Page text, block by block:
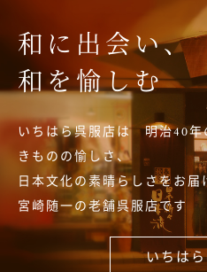
和に出会い、
和を愉しむ
いちはら呉服店は 明治40年
きものの愉しさ、
日本文化の素晴らしさをお届
宮崎随一の老舗呉服店です
いちは